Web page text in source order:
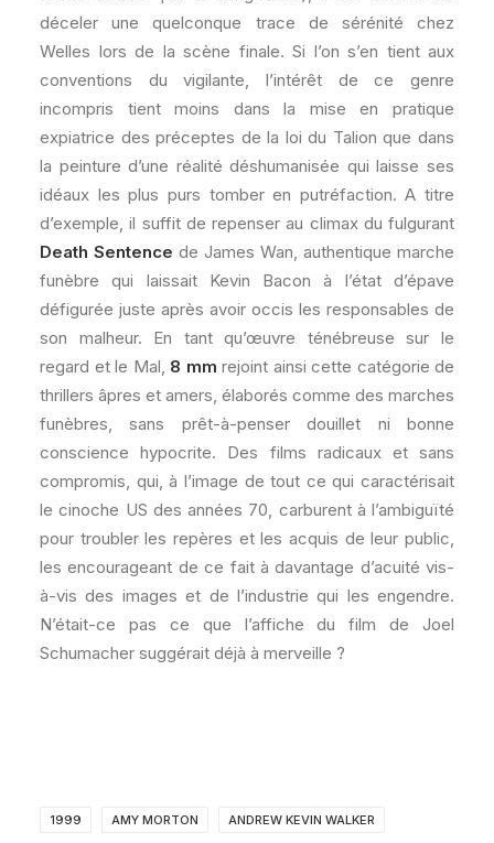
déceler une quelconque trace de sérénité chez
Welles lors de la scène finale. Si l’on s’en tient aux
conventions du vigilante, l’intérêt de ce genre
incompris tient moins dans la mise en pratique
expiatrice des préceptes de la loi du Talion que dans
la peinture d’une réalité déshumanisée qui laisse ses
idéaux les plus purs tomber en putréfaction. A titre
d’exemple, il suffit de repenser au climax du fulgurant
Death Sentence de James Wan, authentique marche
funèbre qui laissait Kevin Bacon à l’état d’épave
défigurée juste après avoir occis les responsables de
son malheur. En tant qu’œuvre ténébreuse sur le
regard et le Mal, 8 mm rejoint ainsi cette catégorie de
thrillers âpres et amers, élaborés comme des marches
funèbres, sans prêt-à-penser douillet ni bonne
conscience hypocrite. Des films radicaux et sans
compromis, qui, à l’image de tout ce qui caractérisait
le cinoche US des années 70, carburent à l’ambiguïté
pour troubler les repères et les acquis de leur public,
les encourageant de ce fait à davantage d’acuité vis-
à-vis des images et de l’industrie qui les engendre.
N’était-ce pas ce que l’affiche du film de Joel
Schumacher suggérait déjà à merveille ?
1999 AMY MORTON ANDREW KEVIN WALKER